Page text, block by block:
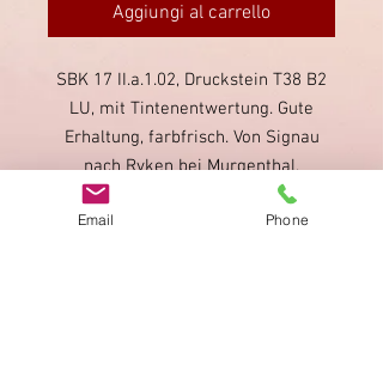
Aggiungi al carrello
SBK 17 II.a.1.02, Druckstein T38 B2
LU, mit Tintenentwertung. Gute
Erhaltung, farbfrisch. Von Signau
nach Ryken bei Murgenthal,
Ankunftsstempel Murgenthal
12.7.1851 rückseitig. Mit Attest
Email Phone